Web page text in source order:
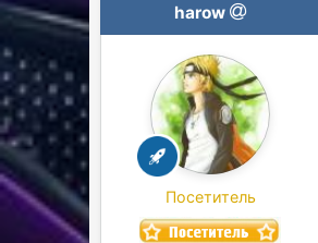
harow
Посетитель